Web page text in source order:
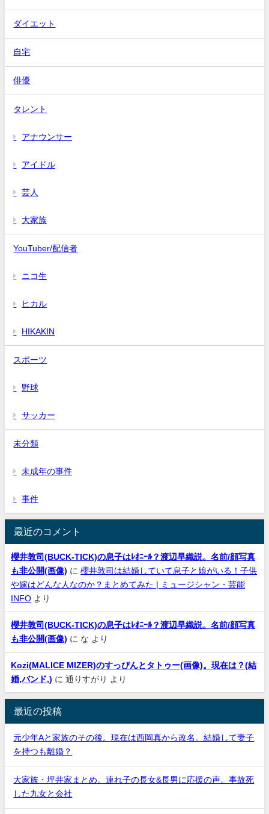
ダイエット
自宅
俳優
タレント
アナウンサー
アイドル
芸人
大家族
YouTuber/配信者
ニコ生
ヒカル
HIKAKIN
スポーツ
野球
サッカー
未分類
未成年の事件
事件
最近のコメント
櫻井敦司(BUCK-TICK)の息子はﾚｵﾆｰﾙ？渡辺早織説。名前/顔写真
も非公開(画像) に 櫻井敦司は結婚していて息子と娘がいる！子供
や嫁はどんな人なのか？まとめてみた | ミュージシャン・芸能
INFO より
櫻井敦司(BUCK-TICK)の息子はﾚｵﾆｰﾙ？渡辺早織説。名前/顔写真
も非公開(画像) に な より
Kozi(MALICE MIZER)のすっぴんとタトゥー(画像)。現在は？(結
婚,バンド,) に 通りすがり より
最近の投稿
元少年Aと家族のその後。現在は西岡真から改名。結婚して妻子
を持つも離婚？
大家族・坪井家まとめ。連れ子の長女&長男に応援の声。事故死
した九女と会社